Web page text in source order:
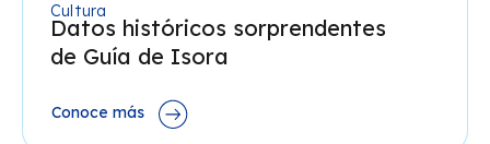
Cultura
Datos históricos sorprendentes
de Guía de Isora
Conoce más